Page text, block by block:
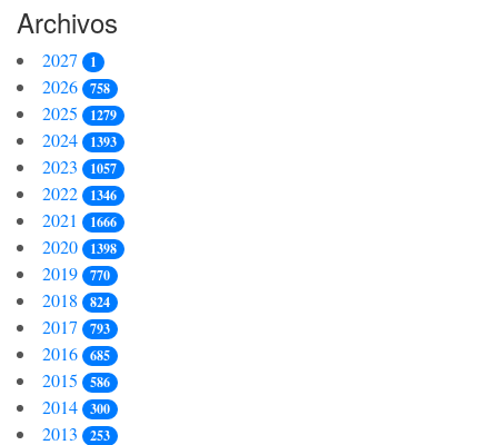
Archivos
2027 1
2026 758
2025 1279
2024 1393
2023 1057
2022 1346
2021 1666
2020 1398
2019 770
2018 824
2017 793
2016 685
2015 586
2014 300
2013 253